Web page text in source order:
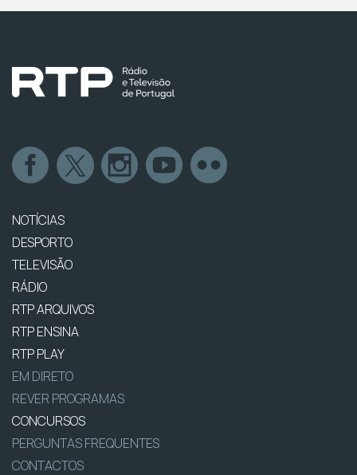
NOTÍCIAS
DESPORTO
TELEVISÃO
RÁDIO
RTP ARQUIVOS
RTP ENSINA
RTP PLAY
EM DIRETO
REVER PROGRAMAS
CONCURSOS
PERGUNTAS FREQUENTES
CONTACTOS